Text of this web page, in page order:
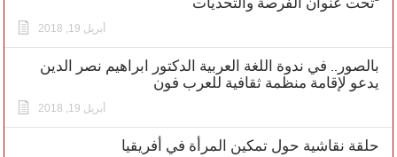
أبريل 19, 2018
بالصور.. في ندوة اللغة العربية الدكتور ابراهيم نصر الدين
يدعو لإقامة منظمة ثقافية للعرب فون
أبريل 19, 2018
حلقة نقاشية حول تمكين المرأة في أفريقيا